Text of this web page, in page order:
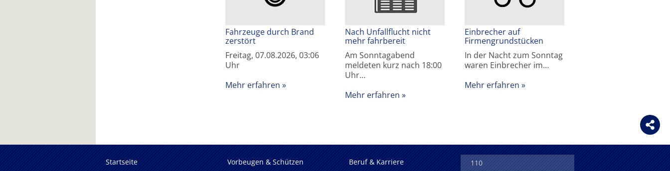
Fahrzeuge durch Brand
zerstört
Freitag, 07.08.2026, 03:06
Uhr
Mehr erfahren
Nach Unfallflucht nicht
mehr fahrbereit
Am Sonntagabend
meldeten kurz nach 18:00
Uhr…
Mehr erfahren
Einbrecher auf
Firmengrundstücken
In der Nacht zum Sonntag
waren Einbrecher im…
Mehr erfahren
Startseite
Vorbeugen & Schützen
Beruf & Karriere
110